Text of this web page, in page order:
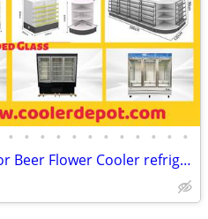
• • • • • • • • • • • •
Nsf Refrigerator Glass Door Beer Flower Cooler refrigerators RESTAURAN